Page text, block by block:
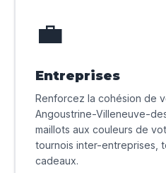
💼
Entreprises
Renforcez la cohésion de
Angoustrine-Villeneuve-
maillots aux couleurs de
tournois inter-entreprises,
cadeaux.